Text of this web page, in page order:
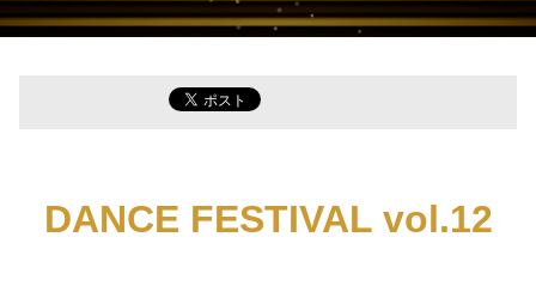
DANCE FESTIVAL vol.12